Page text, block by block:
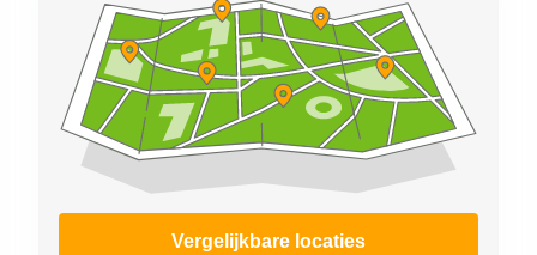
Kantoor
Hengelo
Bedrijfsruimte
Huren in
Nijmegen
Vergelijkbare locaties